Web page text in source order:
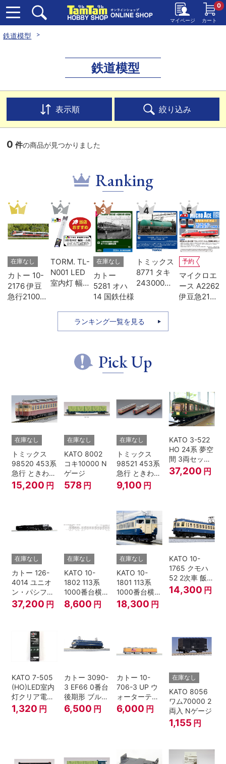
マイページ カート
0
鉄道模型
鉄道模型
表示順 絞り込み
0 件の商品が見つかりました
Ranking
1
在庫なし
カトー 10-
2176 伊豆
急行2100系
2
TORM. TL-
N001 LED
室内灯 幅狭
模型
3
在庫なし
カトー
5281 オハ
14 国鉄仕様
4
トミックス
8771 タキ
243000形
5
予約
マイクロエ
ース A2262
伊豆急2100
ランキング一覧を見る
Pick Up
在庫なし
トミックス
98520 453系
急行 ときわ
基本4両セッ
ト Nゲージ
15,200 円
在庫なし
KATO 8002
コキ10000 N
ゲージ
578 円
在庫なし
トミックス
98521 453系
急行 ときわ
増結3両セッ
ト Nゲージ
9,100 円
KATO 3-522
HO 24系 夢空
間 3両セット
HOゲージ
37,200 円
在庫なし
カトー 126-
4014 ユニオ
ン・パシフィ
ック鉄道 ビッ
グボーイ＃
37,200 円
在庫なし
KATO 10-
1802 113系
1000番台横須
賀・総武快速
線 増結4両セ
8,600 円
在庫なし
KATO 10-
1801 113系
1000番台横須
賀・総武快速
線 基本7両セ
18,300 円
KATO 10-
1765 クモハ
52 2次車 飯田
線 4両セット
Nゲージ
14,300 円
KATO 7-505
(HO)LED室内
灯クリア電球
色
1,320 円
カトー 3090-
3 EF66 0番台
後期形 ブルー
トレイン牽引
機
6,500 円
カトー 10-
706-3 UP ウ
ォーターテン
ダー 2両入
6,000 円
在庫なし
KATO 8056
ワム70000 2
両入 Nゲージ
1,155 円